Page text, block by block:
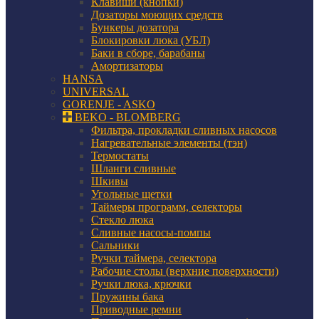
Дозаторы моющих средств
Бункеры дозатора
Блокировки люка (УБЛ)
Баки в сборе, барабаны
Амортизаторы
HANSA
UNIVERSAL
GORENJE - ASKO
BEKO - BLOMBERG
Фильтра, прокладки сливных насосов
Нагревательные элементы (тэн)
Термостаты
Шланги сливные
Шкивы
Угольные щетки
Таймеры программ, селекторы
Стекло люка
Сливные насосы-помпы
Сальники
Ручки таймера, селектора
Рабочие столы (верхние поверхности)
Ручки люка, крючки
Пружины бака
Приводные ремни